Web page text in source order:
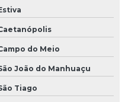
do Meio
João do Manhuaçu
Tiago